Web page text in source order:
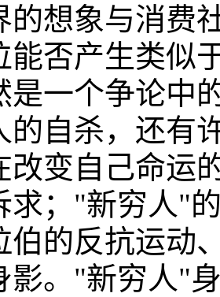
的想象与消费
能否产生类似
是一个争论中
的自杀，还有
改变自己命运
求；"新穷人"
伯的反抗运动
影。"新穷人"